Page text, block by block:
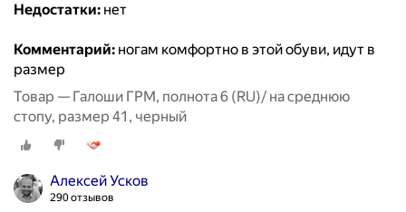
Недостатки: нет
Комментарий: ногам комфортно в этой обуви, идут в
размер
Товар — Галоши ГРМ, полнота 6 (RU)/ на среднюю
стопу, размер 41, черный
Алексей Усков
290 отзывов